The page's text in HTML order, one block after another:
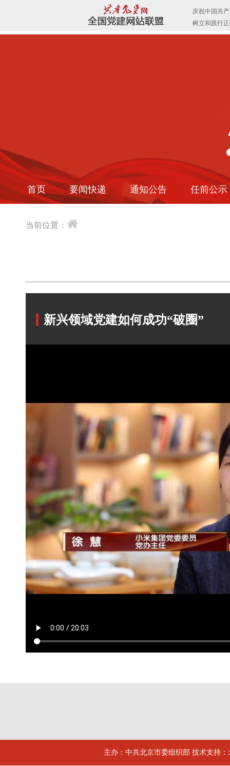
首页 要闻快递 通知公告 任前公示
当前位置：
新兴领域党建如何成功“破圈”
主办：中共北京市委组织部 技术支持